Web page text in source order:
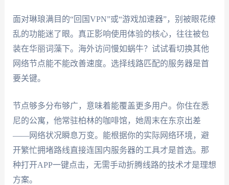
面对琳琅满目的“回国VPN”或“游戏加速器”，别被眼花缭
乱的功能迷了眼。真正影响使用体验的核心，往往被包
装在华丽词藻下。海外访问慢如蜗牛？试试看切换其他
网络节点能不能改善速度。选择线路匹配的服务器是首
要关键。
节点够多分布够广，意味着能覆盖更多用户。你住在悉
尼的公寓，他常驻柏林的咖啡馆，她周末在东京出差
——网络状况瞬息万变。能根据你的实际网络环境，避
开繁忙拥堵路线直接连国内服务器的工具才是首选。那
种打开APP一键点击，无需手动折腾线路的技术才是理想
方案。